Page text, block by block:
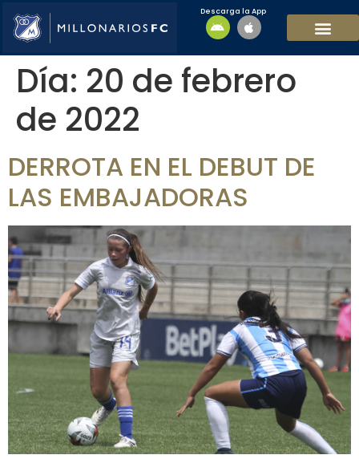
Descarga la App
Día: 20 de febrero
de 2022
DERROTA EN EL DEBUT DE
LAS EMBAJADORAS